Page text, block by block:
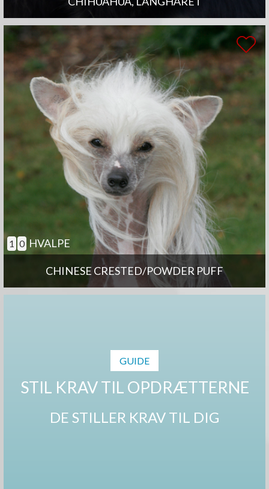
CHINESE CRESTED/POWDER PUFF
1 0 HVALPE
GUIDE
STIL KRAV TIL OPDRÆTTERNE
DE STILLER KRAV TIL DIG